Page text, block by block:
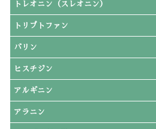
トレオニン（スレオニン）
トリプトファン
バリン
ヒスチジン
アルギニン
アラニン